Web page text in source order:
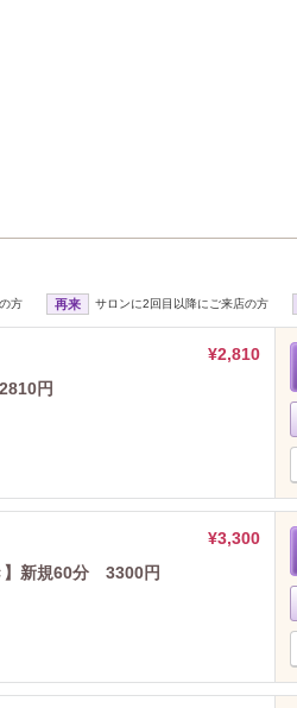
方 再来 サロンに2回目以降にご来店の方
¥2,810
円
¥3,300
】新規60分 3300円